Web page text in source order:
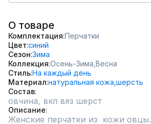
О товаре
Комплектация Перчатки
Цвет синий
Сезон Зима
Коллекция Осень-Зима, Весна
СтильНа каждый день
Материал натуральная кожа, шерсть
Состав
овчина, вкл вяз шерст
Описание
Женские перчатки из  кожи овцы.